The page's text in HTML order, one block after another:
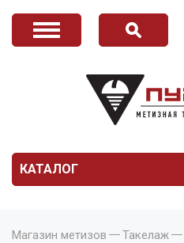
КАТАЛОГ
Магазин метизов Такелаж